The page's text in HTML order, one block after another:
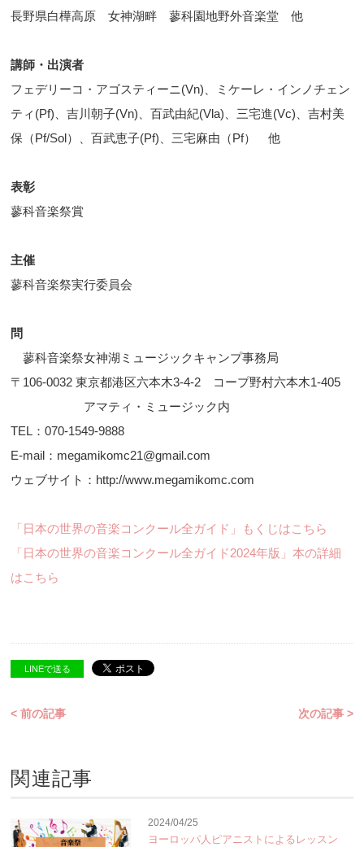
長野県白樺高原 女神湖畔 蓼科園地野外音楽堂 他
講師・出演者
フェデリーコ・アゴスティーニ(Vn)、ミケーレ・インノチェン
ティ(Pf)、吉川朝子(Vn)、百武由紀(Vla)、三宅進(Vc)、吉村美
保（Pf/Sol）、百武恵子(Pf)、三宅麻由（Pf） 他
表彰
蓼科音楽祭賞
主催
蓼科音楽祭実行委員会
問
蓼科音楽祭女神湖ミュージックキャンプ事務局
〒106-0032 東京都港区六本木3-4-2 コープ野村六本木1-405
アマティ・ミュージック内
TEL：070-1549-9888
E-mail：megamikomc21@gmail.com
ウェブサイト：http://www.megamikomc.com
「日本の世界の音楽コンクール全ガイド」もくじはこちら
「日本の世界の音楽コンクール全ガイド2024年版」本の詳細
はこちら
LINEで送る
< 前の記事 次の記事 >
関連記事
2024/04/25
ヨーロッパ人ピアニストによるレッスン